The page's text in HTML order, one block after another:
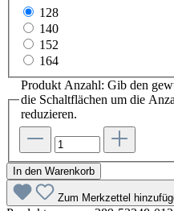
128
140
152
164
Produkt Anzahl: Gib den
die Schaltflächen um die
reduzieren.
In den Warenkorb
Zum Merkzettel